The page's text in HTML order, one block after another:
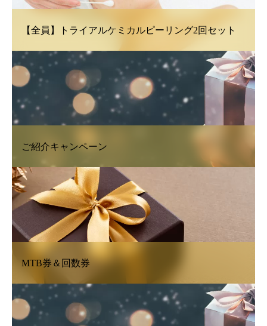
【全員】トライアルケミカルピーリング2回セット
ご紹介キャンペーン
MTB券＆回数券